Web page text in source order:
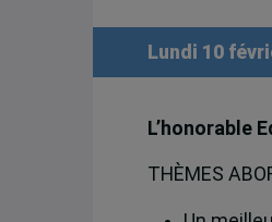
Lundi 10
L’honorable
THÈMES